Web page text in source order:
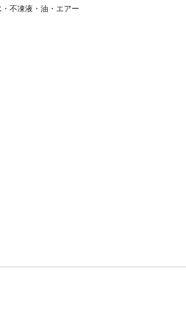
不凍液・油・エアー